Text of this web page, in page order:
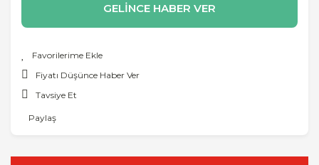
GELİNCE HABER VER
Fiyatı Düşünce Haber Ver
Tavsiye Et
Paylaş